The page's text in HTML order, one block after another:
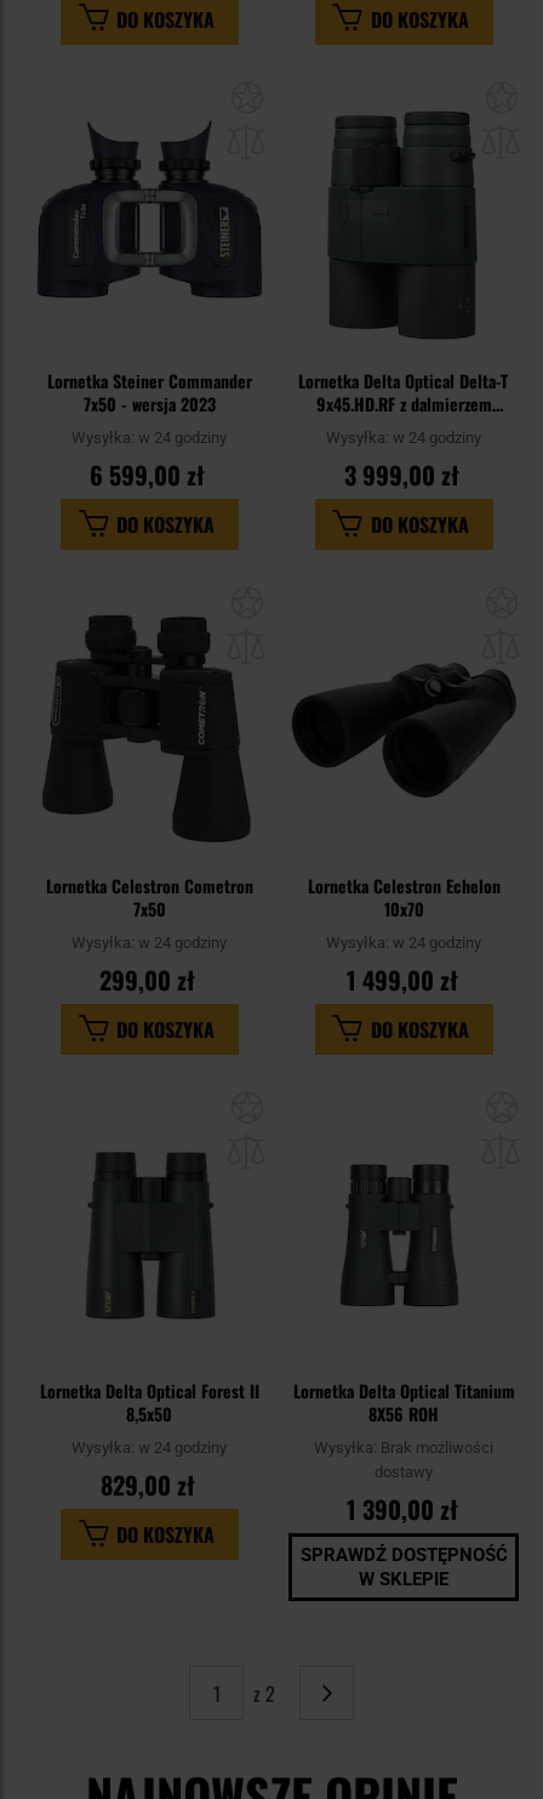
DO KOSZYKA DO KOSZYKA
schowka
Lornetka Steiner Commander
7x50 - wersja 2023
Wysyłka: w 24 godziny
6 599,00 zł
DO KOSZYKA
Lornetka Delta Optical Delta-T
9x45.HD.RF z dalmierzem
laserowym
Wysyłka: w 24 godziny
3 999,00 zł
DO KOSZYKA
Lornetka Celestron Cometron
7x50
Wysyłka: w 24 godziny
299,00 zł
DO KOSZYKA
Lornetka Celestron Echelon
10x70
Wysyłka: w 24 godziny
1 499,00 zł
DO KOSZYKA
Lornetka Delta Optical Forest II
8,5x50
Wysyłka: w 24 godziny
829,00 zł
DO KOSZYKA
Lornetka Delta Optical Titanium
8X56 ROH
Wysyłka: Brak możliwości
dostawy
1 390,00 zł
SPRAWDŹ DOSTĘPNOŚĆ
W SKLEPIE
z 2
Strona
Następne